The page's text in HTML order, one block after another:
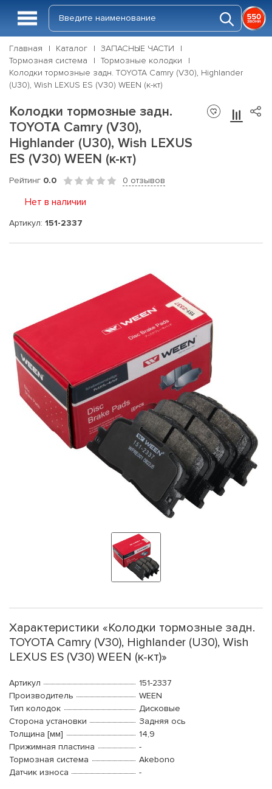
Главная Каталог
ЗАПАСНЫЕ ЧАСТИ
Тормозная система
Тормозные колодки
Колодки тормозные задн. TOYOTA Camry (V30), Highlander
(U30), Wish LEXUS ES (V30) WEEN (к-кт)
Колодки тормозные задн.
TOYOTA Camry (V30),
Highlander (U30), Wish LEXUS
ES (V30) WEEN (к-кт)
Рейтинг 0.0 0 отзывов
Нет в наличии
Артикул: 151-2337
Характеристики «Колодки тормозные задн.
TOYOTA Camry (V30), Highlander (U30), Wish
LEXUS ES (V30) WEEN (к-кт)»
Артикул
151-2337
Производитель
WEEN
Тип колодок
Дисковые
Сторона установки
Задняя ось
Толщина [мм]
14,9
Прижимная пластина
-
Тормозная система
Akebono
Датчик износа
-